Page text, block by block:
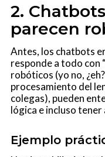
2.
parecen
Antes, los chatbots
responde a todo con
robóticos (yo no,
procesamiento del
colegas), pueden
lógica e incluso
Ejemplo